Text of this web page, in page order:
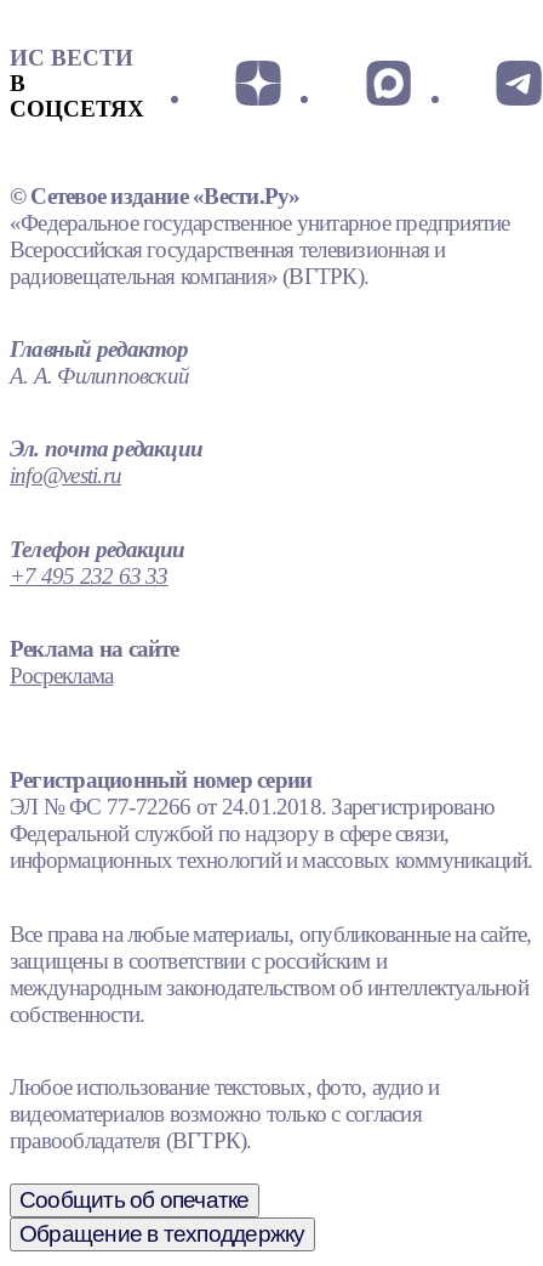
ИС ВЕСТИ
В
СОЦСЕТЯХ
© Сетевое издание «Вести.Ру»
«Федеральное государственное унитарное предприятие
Всероссийская государственная телевизионная и
радиовещательная компания» (ВГТРК).
Главный редактор
А. А. Филипповский
Эл. почта редакции
info@vesti.ru
Телефон редакции
+7 495 232 63 33
Реклама на сайте
Росреклама
Регистрационный номер серии
ЭЛ № ФС 77-72266 от 24.01.2018. Зарегистрировано
Федеральной службой по надзору в сфере связи,
информационных технологий и массовых коммуникаций.
Все права на любые материалы, опубликованные на сайте,
защищены в соответствии с российским и
международным законодательством об интеллектуальной
собственности.
Любое использование текстовых, фото, аудио и
видеоматериалов возможно только с согласия
правообладателя (ВГТРК).
Сообщить об опечатке
Обращение в техподдержку